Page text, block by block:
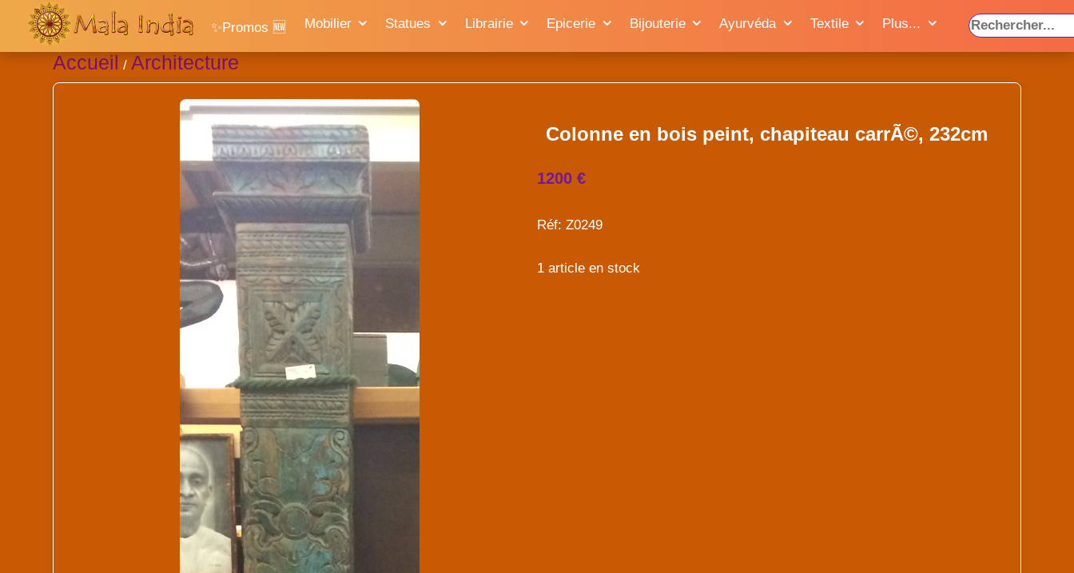
✨Promos 🆕 Mobilier Statues Librairie Epicerie Bijouterie Ayurvéda Textile Plus...
Accueil / Architecture
Colonne en bois peint, chapiteau carrÃ©, 232cm
1200 €
Réf: Z0249
1 article en stock